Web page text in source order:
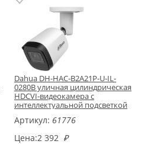
Dahua DH-HAC-B2A21P-U-IL-
0280B уличная цилиндрическая
HDCVI-видеокамера с
интеллектуальной подсветкой
Артикул: 61776
Цена:2 392 ₽